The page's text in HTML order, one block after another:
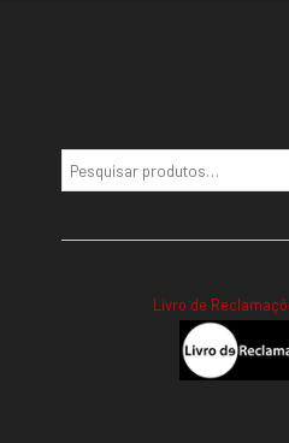
Livro de